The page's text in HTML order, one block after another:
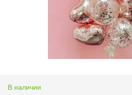
В наличии